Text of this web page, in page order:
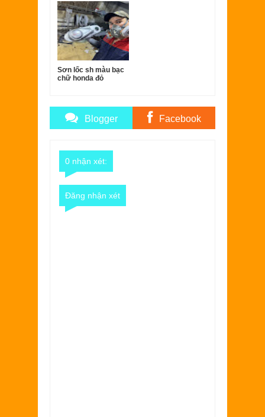
Sơn lốc sh màu bạc
chữ honda đỏ
Blogger Facebook
0 nhận xét:
Đăng nhận xét